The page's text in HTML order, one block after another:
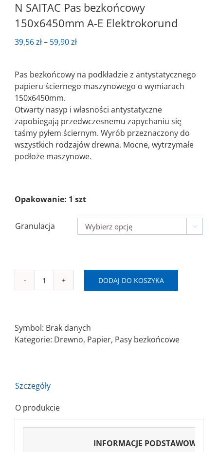
N SAITAC Pas bezkońcowy
150x6450mm A-E Elektrokorund
39,56zł– 59,90złZakres
39,56 zł
do
Pas bezkońcowy na podkładzie z antystatycznego
papieru ściernego maszynowego o wymiarach
150x6450mm.
Otwarty nasyp i własności antystatyczne
zapobiegają przedwczesnemu zapychaniu się
taśmy pyłem ściernym. Wyrób przeznaczony do
wszystkich rodzajów drewna. Mocne, wytrzymałe
podłoże maszynowe.
Opakowanie: 1 szt
Granulacja 
ilość
bezkońcowy
150x6450mm
DODAJ DO KOSZYKA
Symbol: Brak danych
Kategorie: Drewno, Papier, Pasy bezkońcowe
Szczegóły
O produkcie
INFORMACJE PODSTAWOWE